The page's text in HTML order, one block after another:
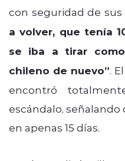
con seguridad de sus
a volver, que tenía
se iba a tirar
chileno de nuevo”.
encontró
escándalo, señalando
en apenas 15 días.